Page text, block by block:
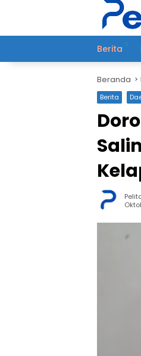
Berita
Beranda
Berita